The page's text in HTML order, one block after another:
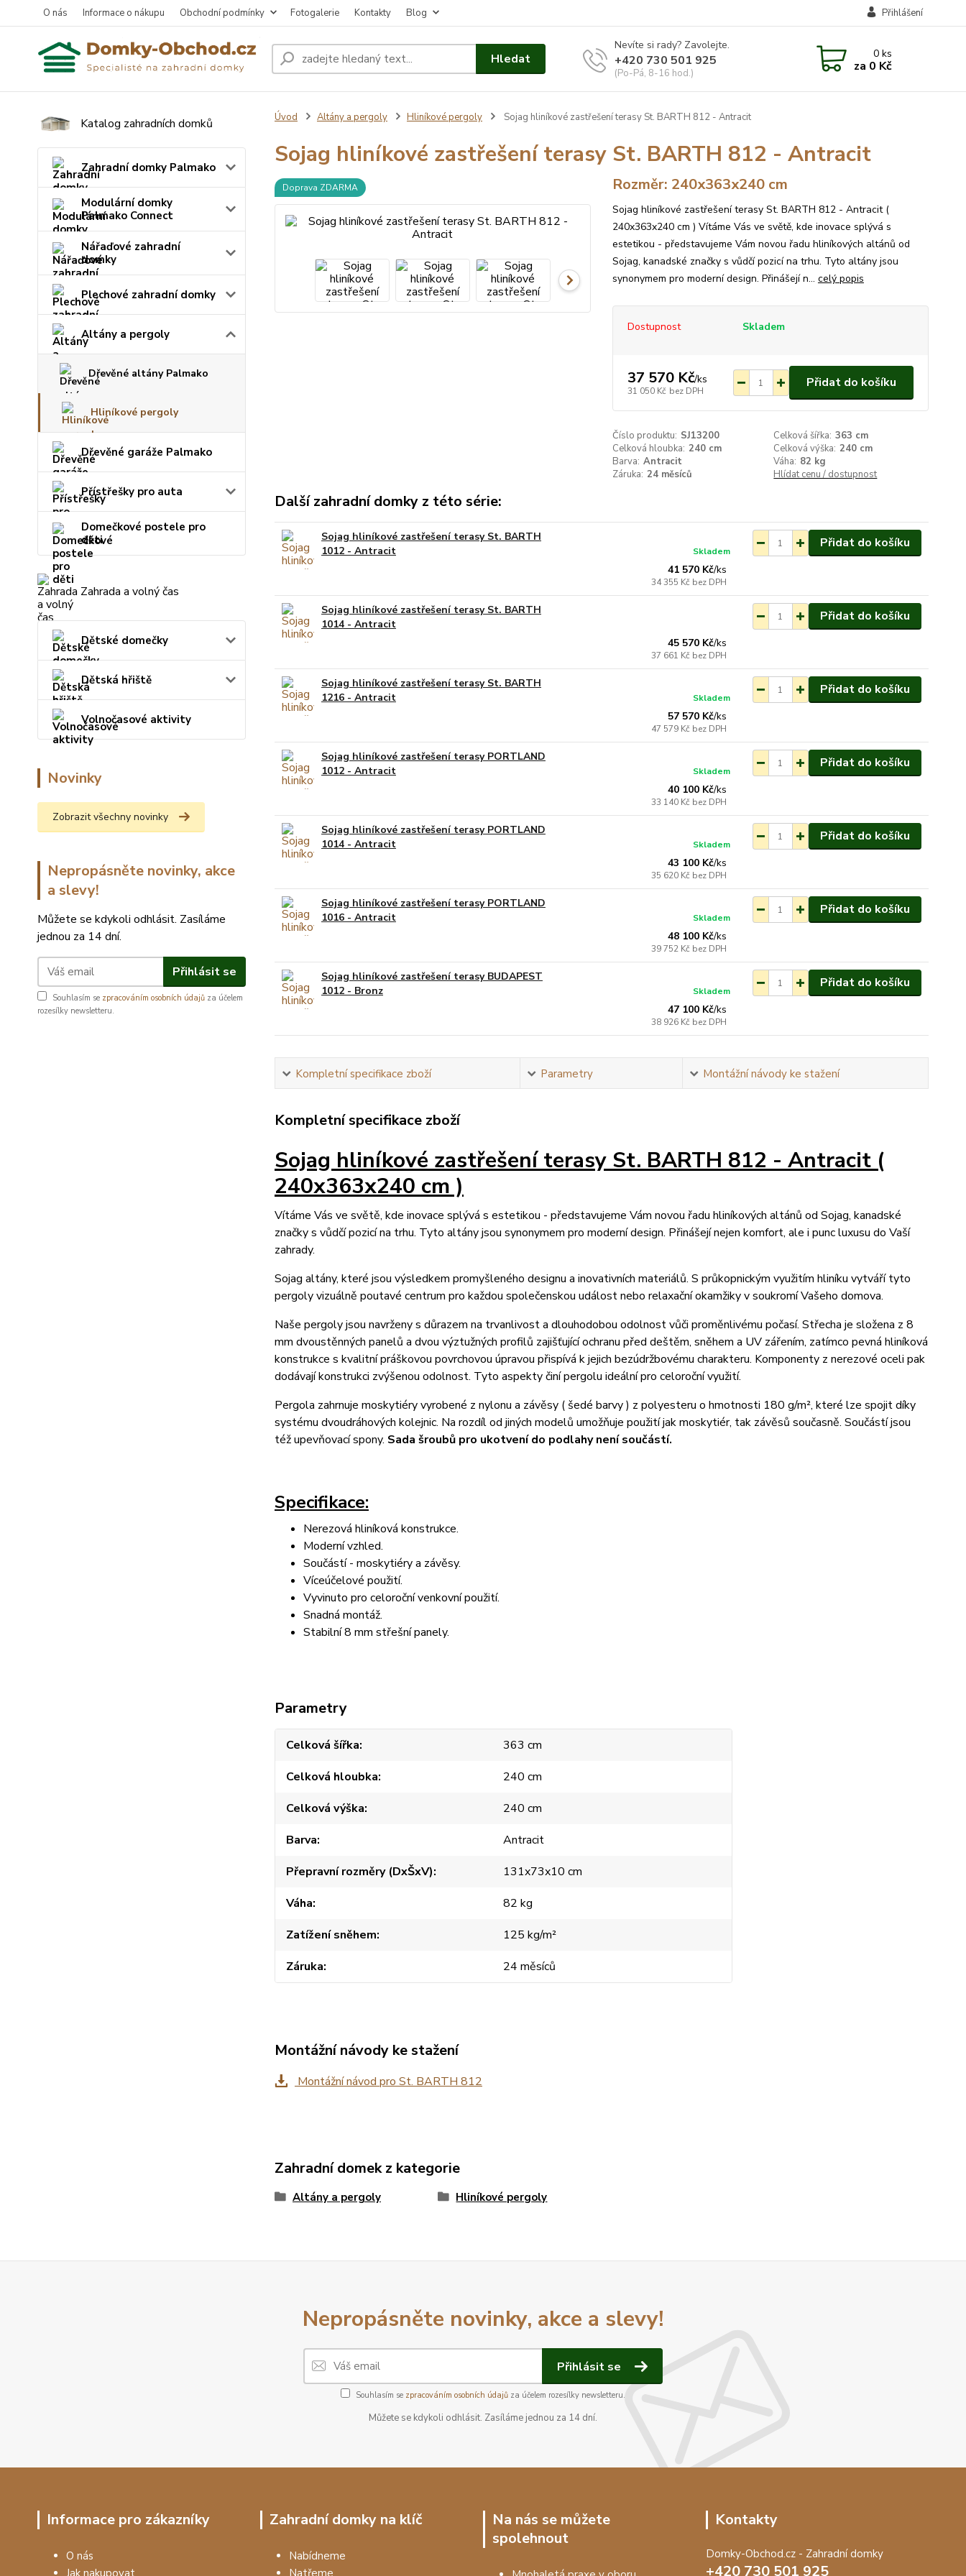
O nás Informace o nákupu Obchodní podmínky Fotogalerie Kontakty Blog Přihlášení
Hledat
Nevíte si rady? Zavolejte.
+420 730 501 925
(Po-Pá, 8-16 hod.)
0ks
za 0 Kč
Katalog zahradních domků
Zahradní domky Palmako
Modulární domky
Palmako Connect
Nářaďové zahradní
domky
Plechové zahradní domky
Altány a pergoly
Dřevěné altány Palmako
Hliníkové pergoly
Dřevěné garáže Palmako
Přístřešky pro auta
Domečkové postele pro
děti
Zahrada a volný čas
Dětské domečky
Dětská hřiště
Volnočasové aktivity
Novinky
Zobrazit všechny novinky
Nepropásněte novinky, akce
a slevy!
Můžete se kdykoli odhlásit. Zasíláme
jednou za 14 dní.
Přihlásit se
Souhlasím se zpracováním osobních údajů za účelem
rozesílky newsletteru.
Úvod Altány a pergoly Hliníkové pergoly Sojag hliníkové zastřešení terasy St. BARTH 812 - Antracit
Sojag hliníkové zastřešení terasy St. BARTH 812 - Antracit
Doprava ZDARMA Rozměr: 240x363x240 cm
Sojag hliníkové zastřešení terasy St. BARTH 812 - Antracit (
240x363x240 cm ) Vítáme Vás ve světě, kde inovace splývá s
estetikou - představujeme Vám novou řadu hliníkových altánů od
Sojag, kanadské značky s vůdčí pozicí na trhu. Tyto altány jsou
synonymem pro moderní design. Přinášejí n... celý popis
Dostupnost Skladem
37 570 Kč/ks
31 050 Kč bez DPH
Přidat do košíku
Číslo produktu: SJ13200 Celková šířka: 363 cm
Celková hloubka: 240 cm Celková výška: 240 cm
Barva: Antracit Váha: 82 kg
Záruka: 24 měsíců Hlídat cenu / dostupnost
Další zahradní domky z této série:
Sojag hliníkové zastřešení terasy St. BARTH
1012 - Antracit
41 570 Kč/ks
34 355 Kč bez DPH
Skladem
Přidat do košíku
Sojag hliníkové zastřešení terasy St. BARTH
1014 - Antracit
45 570 Kč/ks
37 661 Kč bez DPH
Přidat do košíku
Sojag hliníkové zastřešení terasy St. BARTH
1216 - Antracit
57 570 Kč/ks
47 579 Kč bez DPH
Skladem
Přidat do košíku
Sojag hliníkové zastřešení terasy PORTLAND
1012 - Antracit
40 100 Kč/ks
33 140 Kč bez DPH
Skladem
Přidat do košíku
Sojag hliníkové zastřešení terasy PORTLAND
1014 - Antracit
43 100 Kč/ks
35 620 Kč bez DPH
Skladem
Přidat do košíku
Sojag hliníkové zastřešení terasy PORTLAND
1016 - Antracit
48 100 Kč/ks
39 752 Kč bez DPH
Skladem
Přidat do košíku
Sojag hliníkové zastřešení terasy BUDAPEST
1012 - Bronz
47 100 Kč/ks
38 926 Kč bez DPH
Skladem
Přidat do košíku
Kompletní specifikace zboží Parametry Montážní návody ke stažení
Kompletní specifikace zboží
Sojag hliníkové zastřešení terasy St. BARTH 812 - Antracit (
240x363x240 cm )
Vítáme Vás ve světě, kde inovace splývá s estetikou - představujeme Vám novou řadu hliníkových altánů od Sojag, kanadské
značky s vůdčí pozicí na trhu. Tyto altány jsou synonymem pro moderní design. Přinášejí nejen komfort, ale i punc luxusu do Vaší
zahrady.
Sojag altány, které jsou výsledkem promyšleného designu a inovativních materiálů. S průkopnickým využitím hliníku vytváří tyto
pergoly vizuálně poutavé centrum pro každou společenskou událost nebo relaxační okamžiky v soukromí Vašeho domova.
Naše pergoly jsou navrženy s důrazem na trvanlivost a dlouhodobou odolnost vůči proměnlivému počasí. Střecha je složena z 8
mm dvoustěnných panelů a dvou výztužných profilů zajišťující ochranu před deštěm, sněhem a UV zářením, zatímco pevná hliníková
konstrukce s kvalitní práškovou povrchovou úpravou přispívá k jejich bezúdržbovému charakteru. Komponenty z nerezové oceli pak
dodávají konstrukci zvýšenou odolnost. Tyto aspekty činí pergolu ideální pro celoroční využití.
Pergola zahrnuje moskytiéry vyrobené z nylonu a závěsy ( šedé barvy ) z polyesteru o hmotnosti 180 g/m², které lze spojit díky
systému dvoudráhových kolejnic. Na rozdíl od jiných modelů umožňuje použití jak moskytiér, tak závěsů současně. Součástí jsou
též upevňovací spony. Sada šroubů pro ukotvení do podlahy není součástí.
Specifikace:
Nerezová hliníková konstrukce.
Moderní vzhled.
Součástí - moskytiéry a závěsy.
Víceúčelové použití.
Vyvinuto pro celoroční venkovní použití.
Snadná montáž.
Stabilní 8 mm střešní panely.
Parametry
Celková šířka
363 cm
Celková hloubka
240 cm
Celková výška
240 cm
Barva
Antracit
Přepravní rozměry (DxŠxV)
131x73x10 cm
Váha
82 kg
Zatížení sněhem
125 kg/m²
Záruka
24 měsíců
Montážní návody ke stažení
Montážní návod pro St. BARTH 812
Zahradní domek z kategorie
Altány a pergoly Hliníkové pergoly
Nepropásněte novinky, akce a slevy!
Přihlásit se
Souhlasím se zpracováním osobních údajů za účelem rozesílky newsletteru.
Můžete se kdykoli odhlásit. Zasíláme jednou za 14 dní.
Informace pro zákazníky
O nás
Jak nakupovat
Zahradní domky na klíč
Nabídneme
Natřeme
Na nás se můžete
spolehnout
Kontakty
Domky-Obchod.cz - Zahradní domky
+420 730 501 925